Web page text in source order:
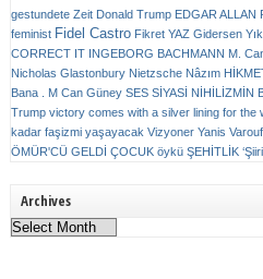
gestundete Zeit Donald Trump EDGAR ALLAN
feminist Fidel Castro Fikret YAZ Gidersen
CORRECT IT INGEBORG BACHMANN M.
Nicholas Glastonbury Nietzsche Nâzım
Bana . M Can Güney SES SİYASİ NİHİLİZMİN
Trump victory comes with a silver lining for the
kadar faşizmi yaşayacak Vizyoner Yanis
ÖMÜR'CÜ GELDİ ÇOCUK öykü ŞEHİTLİK
Archives
Archives